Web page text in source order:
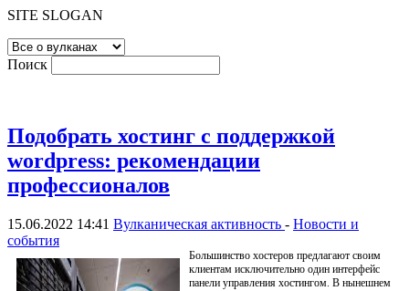
SITE SLOGAN
Поиск
Подобрать хостинг с поддержкой
wordpress: рекомендации
профессионалов
15.06.2022 14:41 Вулканическая активность - Новости и
события
Большинство хостеров предлагают своим
клиентам исключительно один интерфейс
панели управления хостингом. В нынешнем